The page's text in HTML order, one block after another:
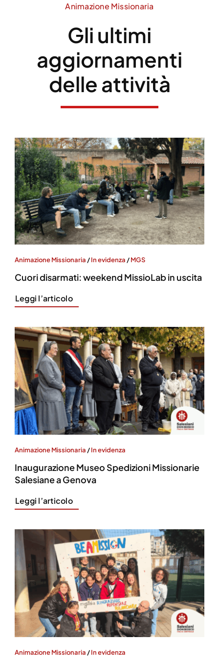
Animazione Missionaria
Gli ultimi
aggiornamenti
delle attività
Animazione Missionaria /In evidenza /MGS
Cuori disarmati: weekend MissioLab in uscita
Leggi l’articolo
Animazione Missionaria /In evidenza
Inaugurazione Museo Spedizioni Missionarie
Salesiane a Genova
Leggi l’articolo
Animazione Missionaria /In evidenza